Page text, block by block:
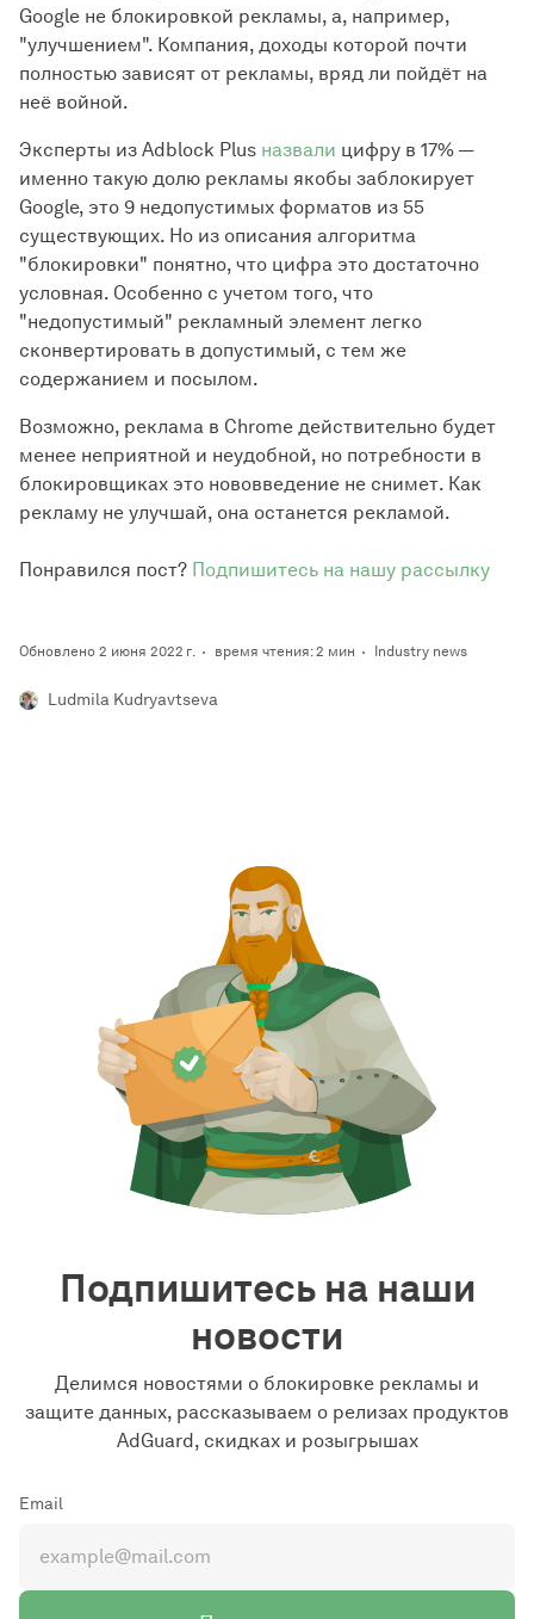
Google не блокировкой рекламы, а, например,
"улучшением". Компания, доходы которой почти
полностью зависят от рекламы, вряд ли пойдёт на
неё войной.
Эксперты из Adblock Plus назвали цифру в 17% —
именно такую долю рекламы якобы заблокирует
Google, это 9 недопустимых форматов из 55
существующих. Но из описания алгоритма
"блокировки" понятно, что цифра это достаточно
условная. Особенно с учетом того, что
"недопустимый" рекламный элемент легко
сконвертировать в допустимый, с тем же
содержанием и посылом.
Возможно, реклама в Chrome действительно будет
менее неприятной и неудобной, но потребности в
блокировщиках это нововведение не снимет. Как
рекламу не улучшай, она останется рекламой.
Понравился пост? Подпишитесь на нашу рассылку
Обновлено 2 июня 2022 г. время чтения: 2 мин Industry news
Ludmila Kudryavtseva
Подпишитесь на наши
новости
Делимся новостями о блокировке рекламы и
защите данных, рассказываем о релизах продуктов
AdGuard, скидках и розыгрышах
Email